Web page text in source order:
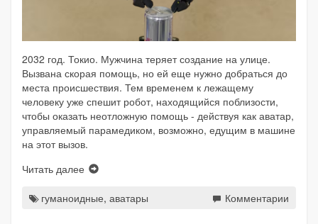
2032 год. Токио. Мужчина теряет создание на улице.
Вызвана скорая помощь, но ей еще нужно добраться до
места происшествия. Тем временем к лежащему
человеку уже спешит робот, находящийся поблизости,
чтобы оказать неотложную помощь - действуя как аватар,
управляемый парамедиком, возможно, едущим в машине
на этот вызов.
Читать далее
гуманоидные, аватары Комментарии